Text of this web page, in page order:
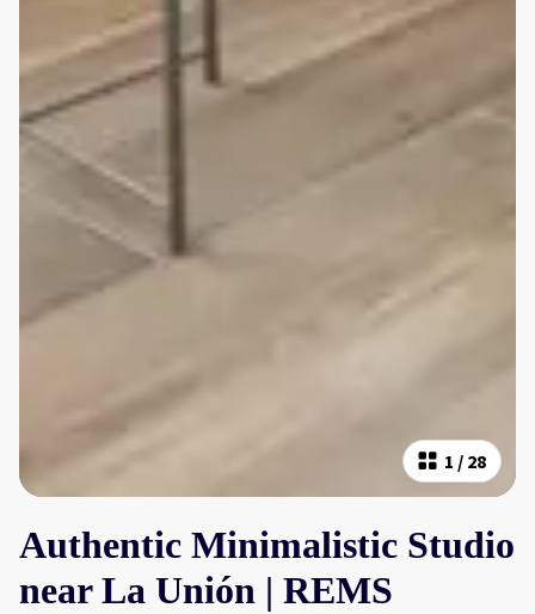
1 / 28
Authentic Minimalistic Studio
near La Unión | REMS